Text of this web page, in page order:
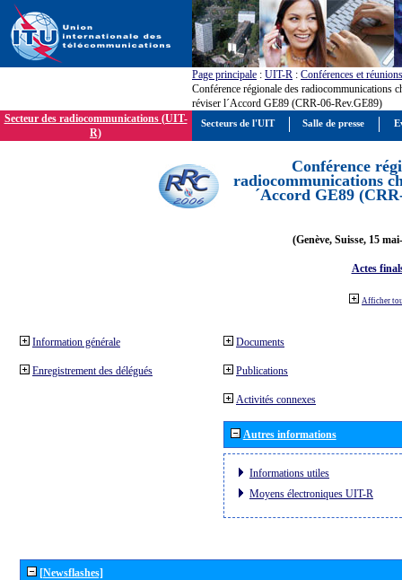
Page principale : UIT-R : Conférences et réunions
Conférence régionale des radiocommunications
réviser l´Accord GE89 (CRR-06-Rev.GE89)
Secteur des radiocommunications (UIT-
R)
Conférence
radiocommunications
´Accord GE89
(Genève, Suisse, 15
Actes
Afficher
Information générale
Enregistrement des délégués
Documents
Publications
Activités connexes
Autres informations
Informations utiles
Moyens électroniques UIT-R
[Newsflashes]
Secteurs de l'UIT Salle de presse